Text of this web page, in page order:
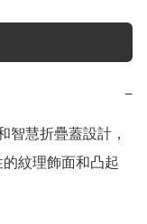
−
智慧折疊蓋設計，
紋理飾面和凸起